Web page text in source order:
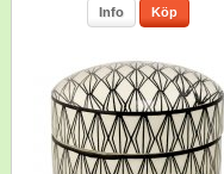
Info Köp